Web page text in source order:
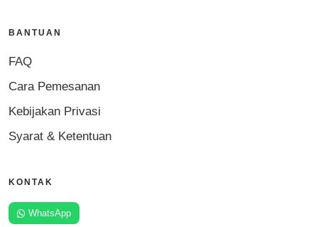
BANTUAN
FAQ
Cara Pemesanan
Kebijakan Privasi
Syarat & Ketentuan
KONTAK
WhatsApp